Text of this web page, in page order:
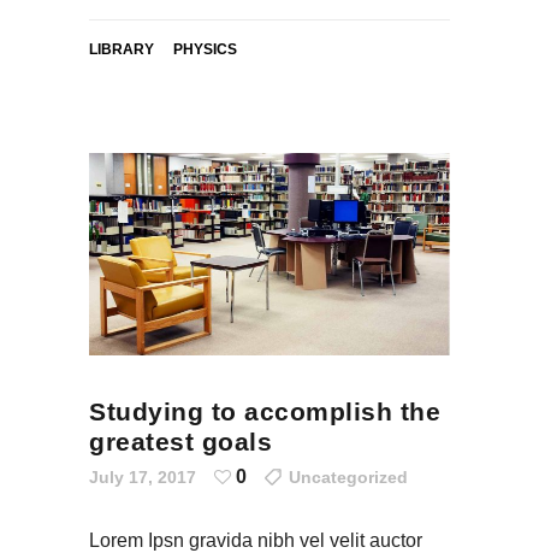
LIBRARY PHYSICS
Studying to accomplish the
greatest goals
July 17, 2017 0 Uncategorized
Lorem Ipsn gravida nibh vel velit auctor